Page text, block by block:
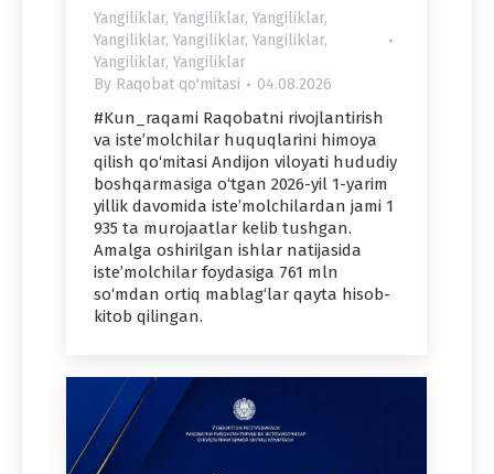
Yangiliklar, Yangiliklar, Yangiliklar,
Yangiliklar, Yangiliklar, Yangiliklar,
Yangiliklar, Yangiliklar
By Raqobat qo'mitasi 04.08.2026
#Kun_raqami Raqobatni rivojlantirish
va iste’molchilar huquqlarini himoya
qilish qo‘mitasi Andijon viloyati hududiy
boshqarmasiga o‘tgan 2026-yil 1-yarim
yillik davomida iste’molchilardan jami 1
935 ta murojaatlar kelib tushgan.
Amalga oshirilgan ishlar natijasida
iste’molchilar foydasiga 761 mln
so‘mdan ortiq mablag‘lar qayta hisob-
kitob qilingan.